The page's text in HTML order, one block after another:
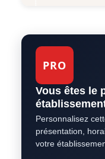
PRO
Vous êtes le
Personnalisez
présentation,
votre